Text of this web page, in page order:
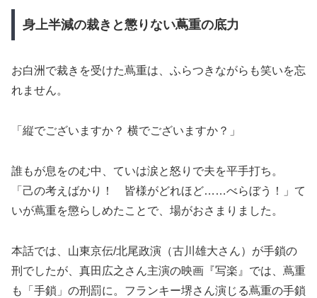
身上半減の裁きと懲りない蔦重の底力
お白洲で裁きを受けた蔦重は、ふらつきながらも笑いを忘
れません。
「縦でございますか？ 横でございますか？」
誰もが息をのむ中、ていは涙と怒りで夫を平手打ち。
「己の考えばかり！ 皆様がどれほど……べらぼう！」て
いが蔦重を懲らしめたことで、場がおさまりました。
本話では、山東京伝/北尾政演（古川雄大さん）が手鎖の
刑でしたが、真田広之さん主演の映画『写楽』では、蔦重
も「手鎖」の刑罰に。フランキー堺さん演じる蔦重の手鎖